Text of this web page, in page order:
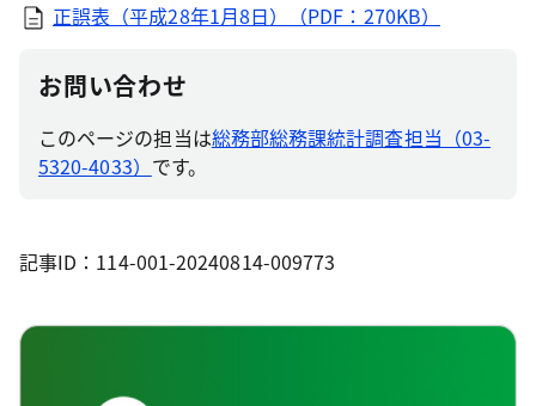
正誤表（平成28年1月8日）（PDF：270KB）
お問い合わせ
このページの担当は総務部総務課統計調査担当（03-
5320-4033） です。
記事ID：114-001-20240814-009773